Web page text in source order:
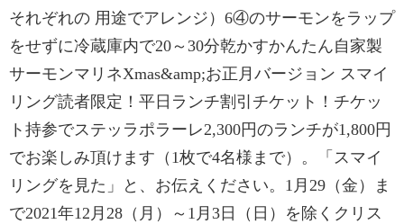
それぞれの 用途でアレンジ）6④のサーモンをラップ
をせずに冷蔵庫内で20～30分乾かすかんたん自家製
サーモンマリネXmas&amp;お正月バージョン スマイ
リング読者限定！平日ランチ割引チケット！チケッ
ト持参でステッラポラーレ2,300円のランチが1,800円
でお楽しみ頂けます（1枚で4名様まで）。「スマイ
リングを見た」と、お伝えください。1月29（金）ま
で2021年12月28（月）～1月3日（日）を除くクリス